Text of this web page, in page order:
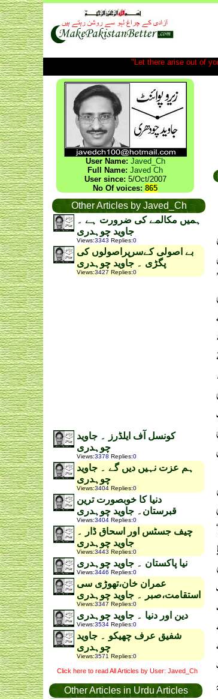
"Let there arise out of
User Name: Javed_Ch
Full Name: Javed Ch
User since: 5/Oct/2007
No Of voices: 865
Other Articles by Javed_Ch
ہمیں مکالمے کی ضرورت ہے ۔
جاوید چوہدری
Views:3343 Replies:0
بے اصولی کےسرپراصولوں کی
پگڑی ۔ جاوید چوہدری
Views:3427 Replies:0
کونسل آف ایلڈرز ۔ جاوید
چوہدری
Views:3378 Replies:0
ہم عزت نہیں دیں گے ۔ جاوید
چوہدری
Views:3404 Replies:0
دنیا کا خوبصورت ترین
قبرستان۔ جاوید چوہدری
Views:3404 Replies:0
چیف جسٹس اور اسحاق ڈار ۔
جاوید چوہدری
Views:3443 Replies:0
نیا پاکستان ۔ جاوید چوہدری
Views:3446 Replies:0
عمران خان،تھوڑی سی
استقامت،صبر ۔ جاوید چوہدری
Views:3347 Replies:0
دین اور دنیا ۔ جاوید چوہدری
Views:3534 Replies:0
شفیق عرف چھیکو ۔ جاوید
چوہدری
Views:3571 Replies:0
Click here to read All Articles by User: Javed_Ch
Other Articles in Urdu Articles